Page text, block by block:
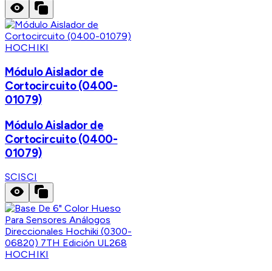
HOCHIKI
Módulo Aislador de
Cortocircuito (0400-
01079)
Módulo Aislador de
Cortocircuito (0400-
01079)
SCISCI
HOCHIKI